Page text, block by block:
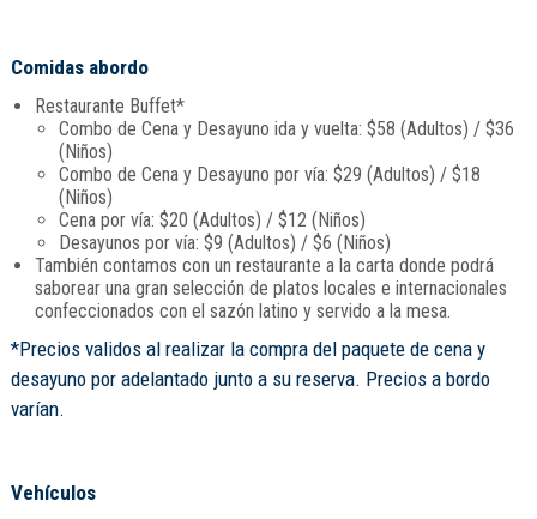
Comidas abordo
Restaurante Buffet*
Combo de Cena y Desayuno ida y vuelta: $58 (Adultos) / $36
(Niños)
Combo de Cena y Desayuno por vía: $29 (Adultos) / $18
(Niños)
Cena por vía: $20 (Adultos) / $12 (Niños)
Desayunos por vía: $9 (Adultos) / $6 (Niños)
También contamos con un restaurante a la carta donde podrá
saborear una gran selección de platos locales e internacionales
confeccionados con el sazón latino y servido a la mesa.
*Precios validos al realizar la compra del paquete de cena y
desayuno por adelantado junto a su reserva. Precios a bordo
varían.
Vehículos